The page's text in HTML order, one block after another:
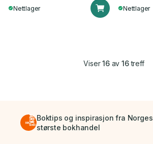
Nettlager Nettlager
Viser16av 16treff
Boktips og inspirasjon fra Norges
største bokhandel